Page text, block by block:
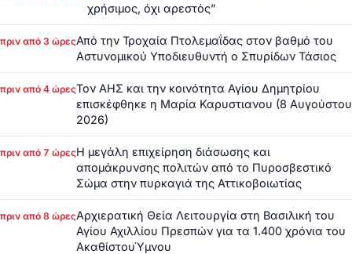
χρήσιμος, όχι αρεστός”
πριν από 3 ώρεςΑπό την Τροχαία Πτολεμαΐδας στον βαθμό του
Αστυνομικού Υποδιευθυντή ο Σπυρίδων Τάσιος
πριν από 4 ώρεςΤον ΑΗΣ και την κοινότητα Αγίου Δημητρίου
επισκέφθηκε η Μαρία Καρυστιανου (8 Αυγούστου
2026)
πριν από 7 ώρεςΗ μεγάλη επιχείρηση διάσωσης και
απομάκρυνσης πολιτών από το Πυροσβεστικό
Σώμα στην πυρκαγιά της Αττικοβοιωτίας
πριν από 8 ώρεςΑρχιερατική Θεία Λειτουργία στη Βασιλική του
Αγίου Αχιλλίου Πρεσπών για τα 1.400 χρόνια του
ΑκαθίστουΎμνου